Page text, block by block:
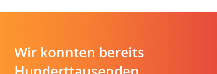
Wir konnten bereits